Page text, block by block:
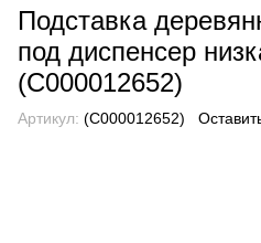
Подставка
под диспенсер
(С000012652)
Артикул: (С000012652)